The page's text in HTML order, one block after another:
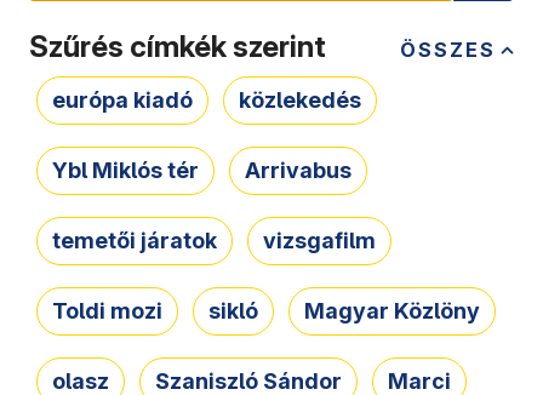
ÖSSZES
Szűrés címkék szerint
európa kiadó közlekedés
Ybl Miklós tér Arrivabus
temetői járatok vizsgafilm
Toldi mozi sikló Magyar Közlöny
olasz Szaniszló Sándor Marci